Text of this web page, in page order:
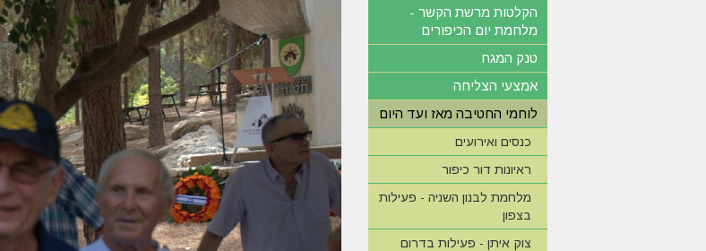
הקלטות מרשת הקשר -
מלחמת יום הכיפורים
טנק המגח
אמצעי הצליחה
לוחמי החטיבה מאז ועד היום
כנסים ואירועים
ראיונות דור כיפור
מלחמת לבנון השניה - פעילות
בצפון
צוק איתן - פעילות בדרום